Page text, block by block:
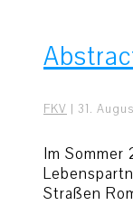
FKV | 31.
Im
Straßen